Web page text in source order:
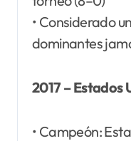
• Considerado
dominantes
2017 – Estados
• Campeón: